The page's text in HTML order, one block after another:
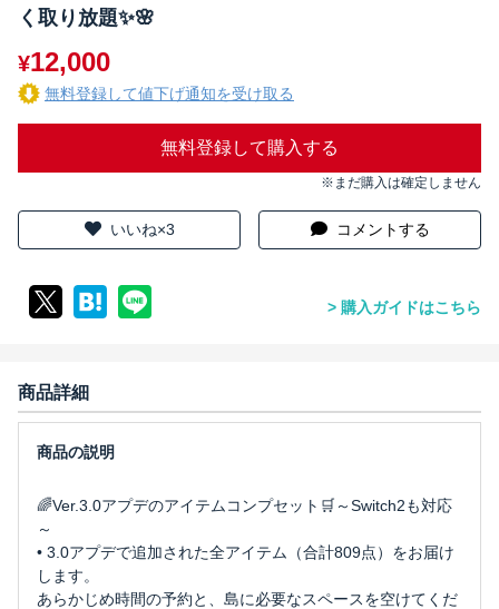
く取り放題✨🌸
¥12,000
無料登録して値下げ通知を受け取る
無料登録して購入する
※まだ購入は確定しません
いいね×3 コメントする
購入ガイドはこちら
商品詳細
🌈Ver.3.0アプデのアイテムコンプセット🛒～Switch2も対応
～
• 3.0アプデで追加された全アイテム（合計809点）をお届け
します。
あらかじめ時間の予約と、島に必要なスペースを空けてくだ